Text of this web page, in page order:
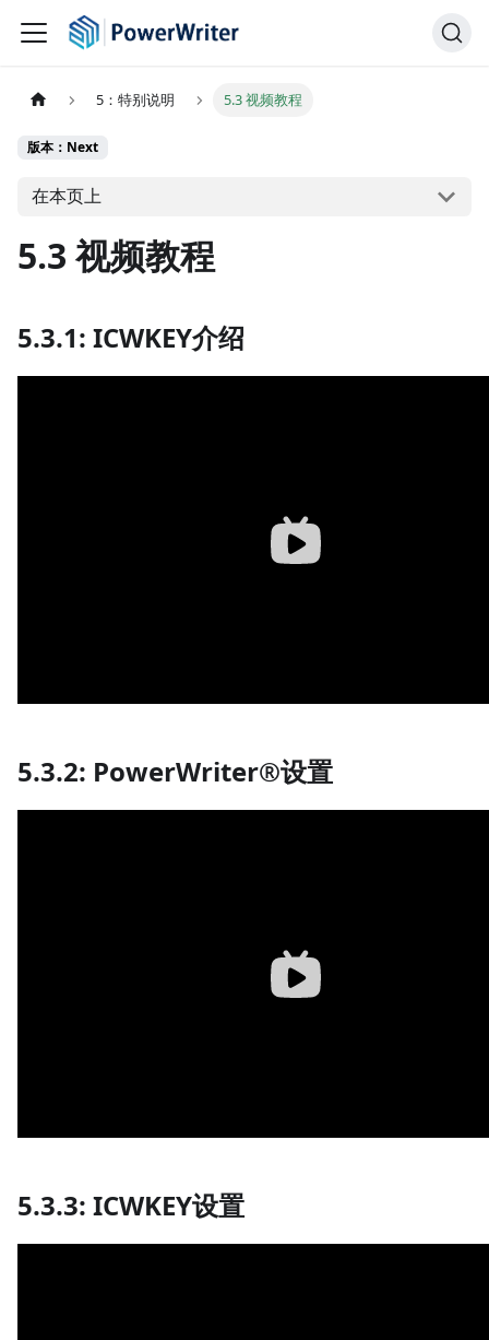
5：特别说明 5.3 视频教程
版本：Next
在本页上
5.3 视频教程
5.3.1: ICWKEY介绍
5.3.2: PowerWriter®设置
5.3.3: ICWKEY设置